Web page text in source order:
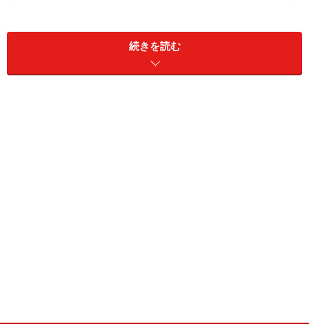
授業料を無償化しても保護者負担はなくならない
助成は税金であることを理解する
続きを読む